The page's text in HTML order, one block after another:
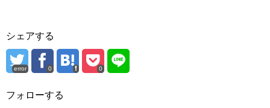
シェアする
error 0 0
フォローする